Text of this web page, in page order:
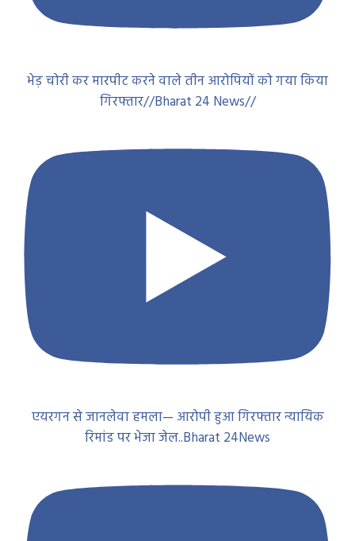
भेड़ चोरी कर मारपीट करने वाले तीन आरोपियों को गया किया
गिरफ्तार//Bharat 24 News//
एयरगन से जानलेवा हमला— आरोपी हुआ गिरफ्तार न्यायिक
रिमांड पर भेजा जेल..Bharat 24News